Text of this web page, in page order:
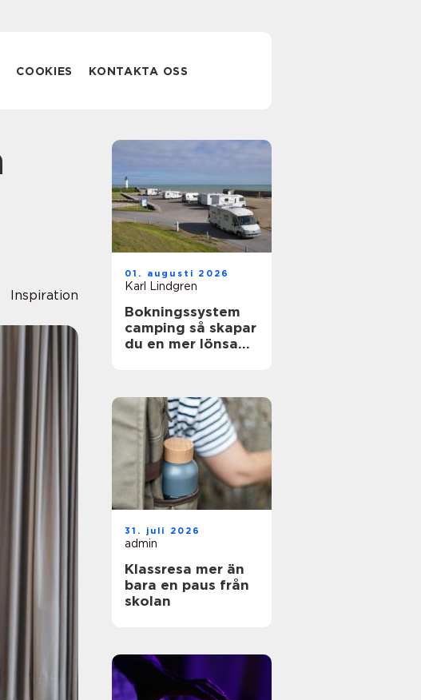
COOKIES KONTAKTA OSS
Inspiration
01. augusti 2026
Karl Lindgren
Bokningssystem
camping så skapar
du en mer lönsam
31. juli 2026
admin
Klassresa mer än
bara en paus från
skolan